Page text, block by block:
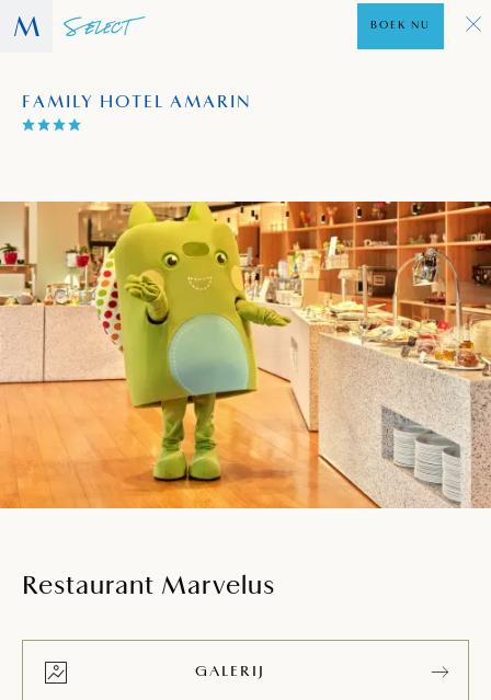
FAMILY HOTEL AMARIN
BOEK NU
Restaurant Marvelus
GALERIJ